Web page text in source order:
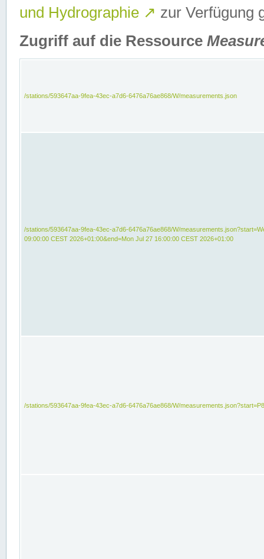
und Hydrographie ↗ zur Verfügung
Zugriff auf die Ressource
/stations/593647aa-9fea-43ec-a7d6-6476a76ae868/W/measurements.json
/stations/593647aa-9fea-43ec-a7d6-6476a76ae868/W/
09:00:00 CEST 2026+01:00&end=Mon Jul 27 16:00:00 CEST 2026+01:00
/stations/593647aa-9fea-43ec-a7d6-6476a76ae868/W/